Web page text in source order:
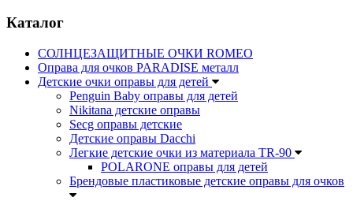
Каталог
СОЛНЦЕЗАЩИТНЫЕ ОЧКИ ROMEO
Оправа для очков PARADISE металл
Детские очки оправы для детей
Penguin Baby оправы для детей
Nikitana детские оправы
Secg оправы детские
Детские оправы Dacchi
Легкие детские очки из материала TR-90
POLARONE оправы для детей
Брендовые пластиковые детские оправы для очков